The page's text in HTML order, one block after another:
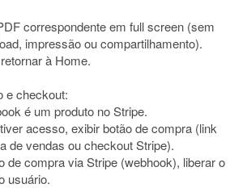
correspondente em full screen (sem
impressão ou compartilhamento).
à Home.
e checkout:
é um produto no Stripe.
acesso, exibir botão de compra (link
de vendas ou checkout Stripe).
de compra via Stripe (webhook), liberar o
usuário.